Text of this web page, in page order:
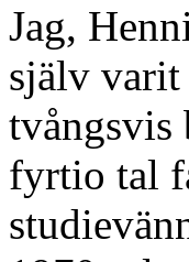
Jag,
själv varit
fyrtio tal